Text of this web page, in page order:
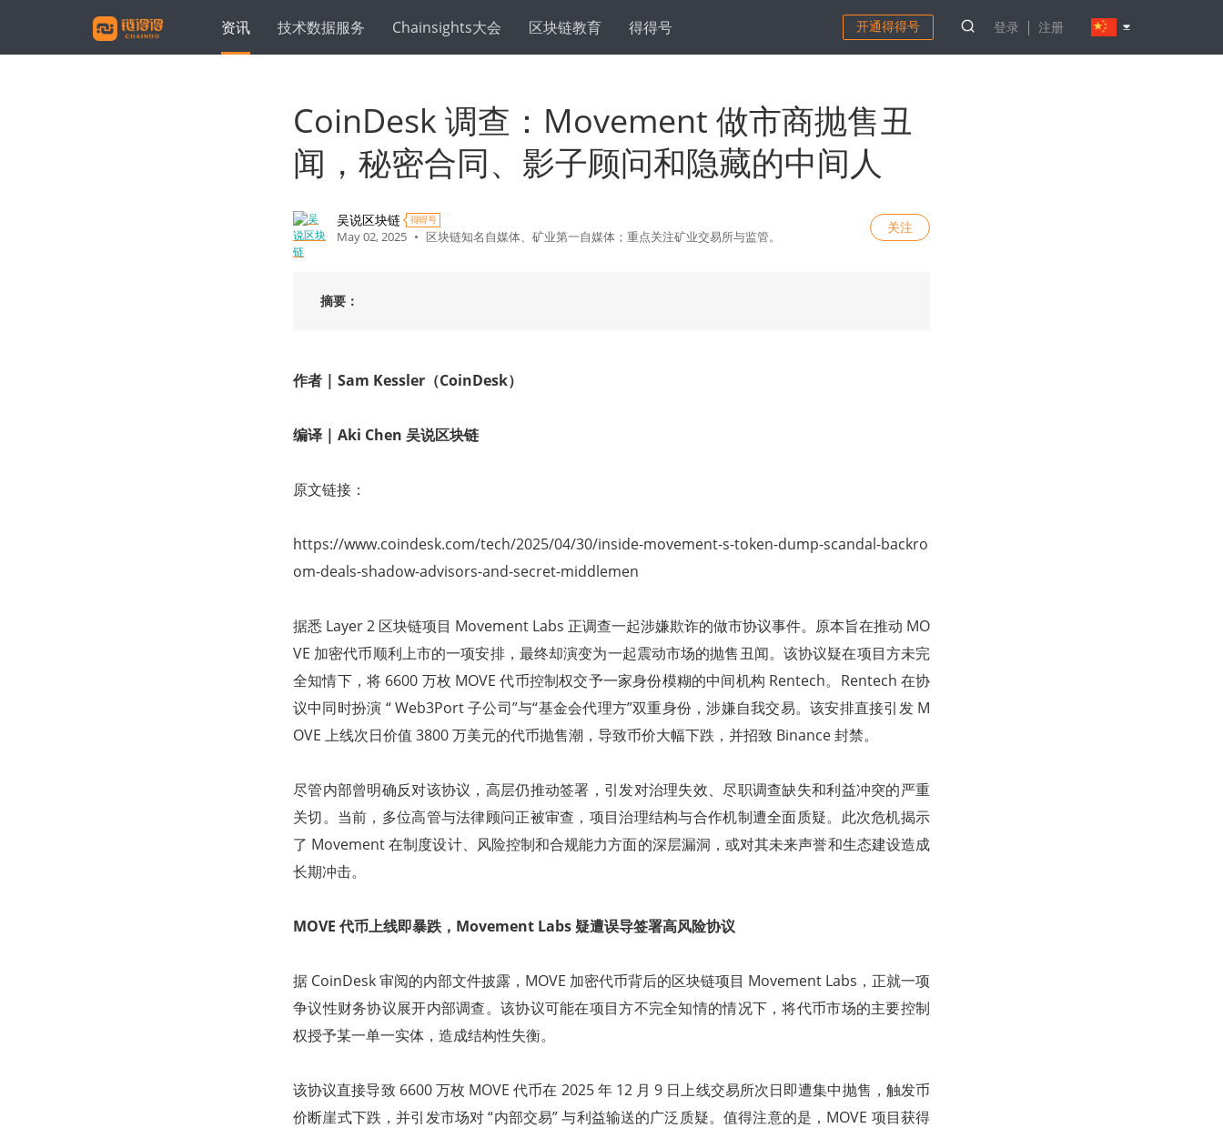
资讯 技术数据服务 Chainsights大会 区块链教育 得得号 开通得得号 登录 注册
CoinDesk 调查：Movement 做市商抛售丑
闻，秘密合同、影子顾问和隐藏的中间人
吴说区块链 得得号
May 02, 2025 • 区块链知名自媒体、矿业第一自媒体；重点关注矿业交易所与监管。
关注
摘要：
作者 | Sam Kessler（CoinDesk）
编译 | Aki Chen 吴说区块链
原文链接：
https://www.coindesk.com/tech/2025/04/30/inside-movement-s-token-dump-scandal-backro
om-deals-shadow-advisors-and-secret-middlemen
据悉 Layer 2 区块链项目 Movement Labs 正调查一起涉嫌欺诈的做市协议事件。原本旨在推动 MO
VE 加密代币顺利上市的一项安排，最终却演变为一起震动市场的抛售丑闻。该协议疑在项目方未完
全知情下，将 6600 万枚 MOVE 代币控制权交予一家身份模糊的中间机构 Rentech。Rentech 在协
议中同时扮演 “ Web3Port 子公司”与“基金会代理方”双重身份，涉嫌自我交易。该安排直接引发 M
OVE 上线次日价值 3800 万美元的代币抛售潮，导致币价大幅下跌，并招致 Binance 封禁。
尽管内部曾明确反对该协议，高层仍推动签署，引发对治理失效、尽职调查缺失和利益冲突的严重
关切。当前，多位高管与法律顾问正被审查，项目治理结构与合作机制遭全面质疑。此次危机揭示
了 Movement 在制度设计、风险控制和合规能力方面的深层漏洞，或对其未来声誉和生态建设造成
长期冲击。
MOVE 代币上线即暴跌，Movement Labs 疑遭误导签署高风险协议
据 CoinDesk 审阅的内部文件披露，MOVE 加密代币背后的区块链项目 Movement Labs，正就一项
争议性财务协议展开内部调查。该协议可能在项目方不完全知情的情况下，将代币市场的主要控制
权授予某一单一实体，造成结构性失衡。
该协议直接导致 6600 万枚 MOVE 代币在 2025 年 12 月 9 日上线交易所次日即遭集中抛售，触发币
价断崖式下跌，并引发市场对 “内部交易” 与利益输送的广泛质疑。值得注意的是，MOVE 项目获得